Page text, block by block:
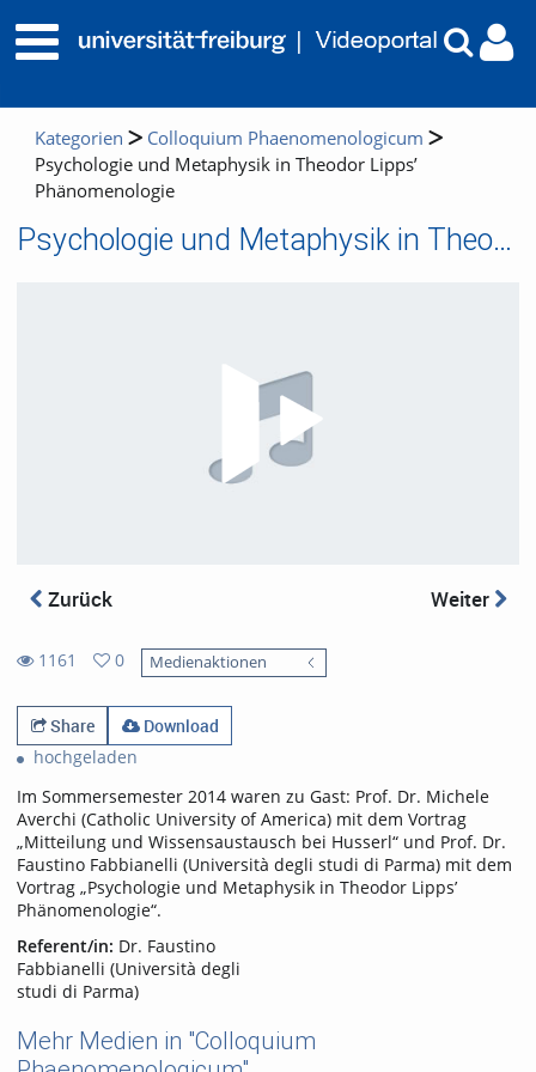
Kategorien
Colloquium Phaenomenologicum
Psychologie und Metaphysik in Theodor Lipps’
Phänomenologie
Psychologie und Metaphysik in Theodor Lipps’ Phänomenologie
Zurück Weiter
1161
views
0
favorites
Medienaktionen
Share
Download
hochgeladen
Im Sommersemester 2014 waren zu Gast: Prof. Dr. Michele
Averchi (Catholic University of America) mit dem Vortrag
„Mitteilung und Wissensaustausch bei Husserl“ und Prof. Dr.
Faustino Fabbianelli (Università degli studi di Parma) mit dem
Vortrag „Psychologie und Metaphysik in Theodor Lipps’
Phänomenologie“.
Referent/in: Dr. Faustino
Fabbianelli (Università degli
studi di Parma)
Mehr Medien in "Colloquium